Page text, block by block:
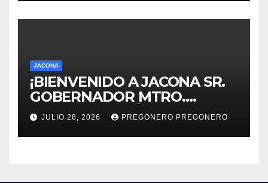
JACONA
¡BIENVENIDO A JACONA SR.
GOBERNADOR MTRO.
ALFREDO RAMÍREZ
BEDOLLA!
JULIO 28, 2026 PREGONERO PREGONERO